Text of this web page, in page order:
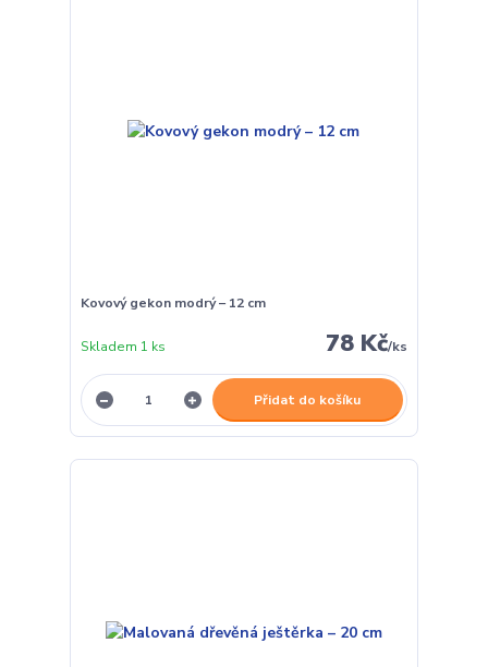
Kovový gekon modrý – 12 cm
78 Kč/ks
Skladem 1 ks
Přidat do košíku